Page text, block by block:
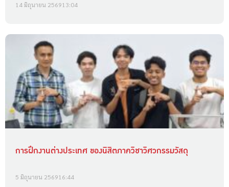
14 มิถุนายน 256913:04
การฝึกงานต่างประเทศ ของนิสิตภาควิชาวิศวกรรมวัสดุ
5 มิถุนายน 256916:44